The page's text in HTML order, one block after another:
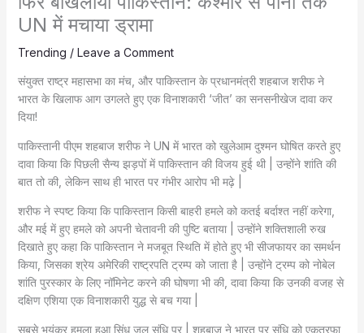
UN में मचाया ड्रामा
Trending / Leave a Comment
संयुक्त राष्ट्र महासभा का मंच, और पाकिस्तान के प्रधानमंत्री शहबाज शरीफ ने
भारत के खिलाफ आग उगलते हुए एक विनाशकारी ‘जीत’ का सनसनीखेज दावा कर
दिया!
पाकिस्तानी पीएम शहबाज शरीफ ने UN में भारत को खुलेआम दुश्मन घोषित करते हुए
दावा किया कि पिछली सैन्य झड़पों में पाकिस्तान की विजय हुई थी | उन्होंने शांति की
बात तो की, लेकिन साथ ही भारत पर गंभीर आरोप भी मढ़े |
शरीफ ने स्पष्ट किया कि पाकिस्तान किसी बाहरी हमले को कतई बर्दाश्त नहीं करेगा,
और मई में हुए हमले को अपनी चेतावनी की पुष्टि बताया | उन्होंने शक्तिशाली रुख
दिखाते हुए कहा कि पाकिस्तान ने मजबूत स्थिति में होते हुए भी सीजफायर का समर्थन
किया, जिसका श्रेय अमेरिकी राष्ट्रपति ट्रम्प को जाता है | उन्होंने ट्रम्प को नोबेल
शांति पुरस्कार के लिए नॉमिनेट करने की घोषणा भी की, दावा किया कि उनकी वजह से
दक्षिण एशिया एक विनाशकारी युद्ध से बच गया |
सबसे भयंकर हमला हुआ सिंधु जल संधि पर | शहबाज ने भारत पर संधि को एकतरफा